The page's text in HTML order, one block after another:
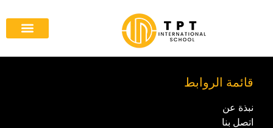
قائمة الروابط
نبذة عن
اتصل بنا